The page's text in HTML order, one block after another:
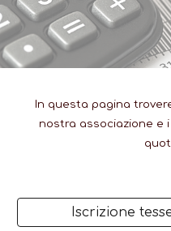
In questa pagina
nostra associazione e
Iscrizione